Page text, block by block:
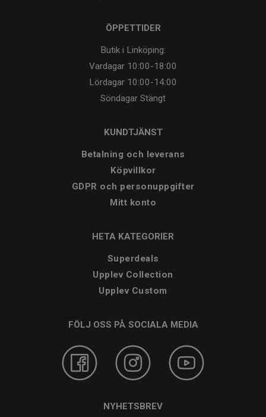
ÖPPETTIDER
Butik i Linköping:
Vardagar 10:00-18:00
Lördagar 10:00-14:00
Söndagar Stängt
KUNDTJÄNST
Betalning och leverans
Köpvillkor
GDPR och personuppgifter
Mitt konto
HETA KATEGORIER
Superdeals
Upplev Collection
Upplev Custom
FÖLJ OSS PÅ SOCIALA MEDIA
NYHETSBREV